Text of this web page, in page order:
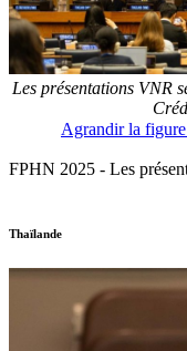
Les présentations VNR
Agrandirla
FPHN 2025 - Les
Thaïlande